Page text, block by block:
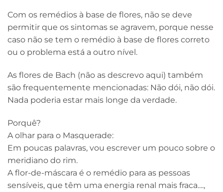
Com os remédios à base de flores, não se deve
permitir que os sintomas se agravem, porque nesse
caso não se tem o remédio à base de flores correto
ou o problema está a outro nível.
As flores de Bach (não as descrevo aqui) também
são frequentemente mencionadas: Não dói, não dói.
Nada poderia estar mais longe da verdade.
Porquê?
A olhar para o Masquerade:
Em poucas palavras, vou escrever um pouco sobre o
meridiano do rim.
A flor-de-máscara é o remédio para as pessoas
sensíveis, que têm uma energia renal mais fraca....,